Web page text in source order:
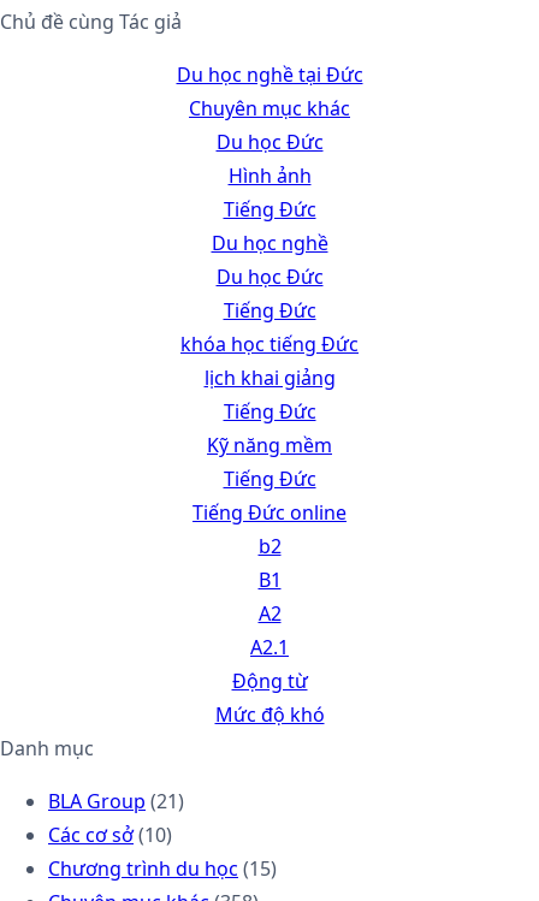
Chủ đề cùng Tác giả
Du học nghề tại Đức
Chuyên mục khác
Du học Đức
Hình ảnh
Tiếng Đức
Du học nghề
Du học Đức
Tiếng Đức
khóa học tiếng Đức
lịch khai giảng
Tiếng Đức
Kỹ năng mềm
Tiếng Đức
Tiếng Đức online
b2
B1
A2
A2.1
Động từ
Mức độ khó
Danh mục
BLA Group (21)
Các cơ sở(10)
Chương trình du học (15)